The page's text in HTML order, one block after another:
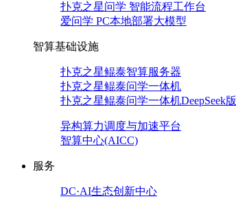
扑克之星问学 智能流程工作台
爱问学 PC本地部署大模型
智算基础设施
扑克之星鲲泰智算服务器
扑克之星鲲泰问学一体机
扑克之星鲲泰问学一体机DeepSeek版
异构算力调度与加速平台
智算中心(AICC)
服务
DC·AI生态创新中心